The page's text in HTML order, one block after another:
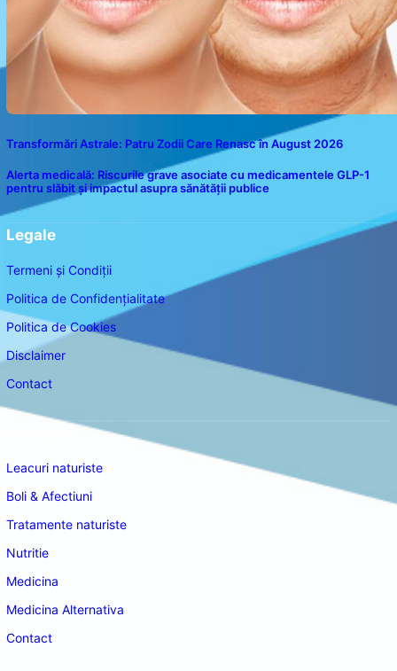
Transformări Astrale: Patru Zodii Care Renasc în August 2026
Alerta medicală: Riscurile grave asociate cu medicamentele GLP-1
pentru slăbit și impactul asupra sănătății publice
Legale
Termeni și Condiții
Politica de Confidențialitate
Politica de Cookies
Disclaimer
Contact
Leacuri naturiste
Boli & Afectiuni
Tratamente naturiste
Nutritie
Medicina
Medicina Alternativa
Contact